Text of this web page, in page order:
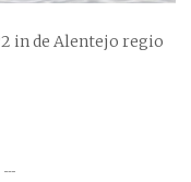
in de Alentejo regio